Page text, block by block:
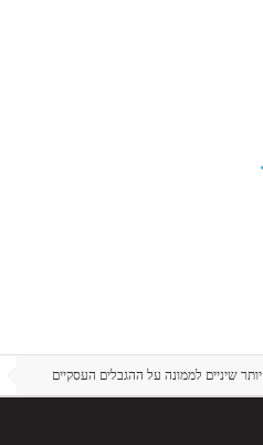
שיניים לממונה על ההגבלים העסקיים